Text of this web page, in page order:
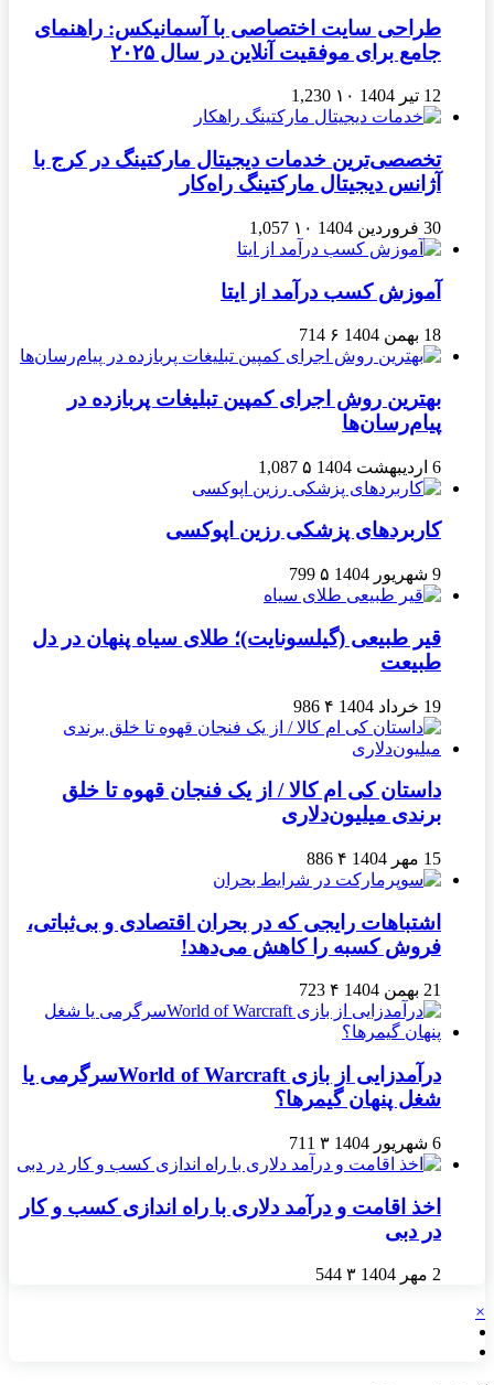
طراحی سایت اختصاصی با آسمانیکس: راهنمای
جامع برای موفقیت آنلاین در سال ۲۰۲۵
12 تیر 1404 ۱۰ 1,230
تخصصی‌ترین خدمات دیجیتال مارکتینگ در کرج با
آژانس دیجیتال مارکتینگ راه‌کار
30 فروردین 1404 ۱۰ 1,057
آموزش کسب درآمد از ایتا
18 بهمن 1404 ۶ 714
بهترین روش اجرای کمپین تبلیغات پربازده در
پیام‌رسان‌ها
6 اردیبهشت 1404 ۵ 1,087
کاربردهای پزشکی رزین اپوکسی
9 شهریور 1404 ۵ 799
قیر طبیعی (گیلسونایت)؛ طلای سیاه پنهان در دل
طبیعت
19 خرداد 1404 ۴ 986
داستان کی ام کالا / از یک فنجان قهوه تا خلق
برندی میلیون‌دلاری
15 مهر 1404 ۴ 886
اشتباهات رایجی که در بحران اقتصادی و بی‌ثباتی،
فروش کسبه را کاهش می‌دهد!
21 بهمن 1404 ۴ 723
درآمدزایی از بازی World of Warcraftسرگرمی یا
شغل پنهان گیمرها؟
6 شهریور 1404 ۳ 711
اخذ اقامت و درآمد دلاری با راه اندازی کسب و کار
در دبی
2 مهر 1404 ۳ 544
×